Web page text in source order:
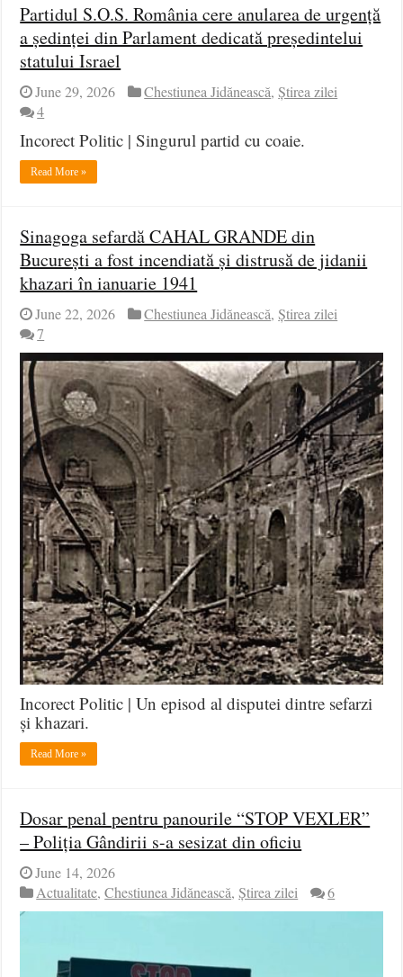
Partidul S.O.S. România cere anularea de urgență
a ședinței din Parlament dedicată președintelui
statului Israel
June 29, 2026 Chestiunea Jidănească,Știrea zilei
4
Incorect Politic | Singurul partid cu coaie.
Read More »
Sinagoga sefardă CAHAL GRANDE din
București a fost incendiată și distrusă de jidanii
khazari în ianuarie 1941
June 22, 2026 Chestiunea Jidănească,Știrea zilei
7
Incorect Politic | Un episod al disputei dintre sefarzi
și khazari.
Read More »
Dosar penal pentru panourile “STOP VEXLER”
– Poliția Gândirii s-a sesizat din oficiu
June 14, 2026
Actualitate,Chestiunea Jidănească,Știrea zilei 6